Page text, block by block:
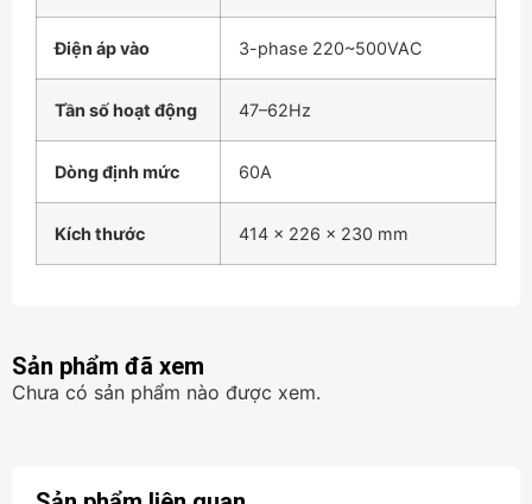
Điện áp vào 3-phase 220~500VAC
Tần số hoạt động 47–62Hz
Dòng định mức 60A
Kích thước 414 x 226 x 230 mm
Sản phẩm đã xem
Chưa có sản phẩm nào được xem.